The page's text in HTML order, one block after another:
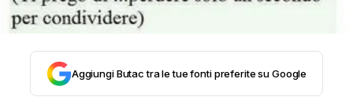
EDITORIALI
TRUFFE E SOCIAL NETWORK
Aggiungi Butac tra le tue fonti preferite su Google